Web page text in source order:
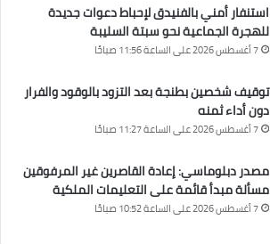
استنفار أمني بالفنيدق لإحباط دعوات جديدة
للهجرة الجماعية نحو سبتة السليبة
7 أغسطس 2026 على الساعة 11:56 صباحًا
توقيف شخصين بطنجة بعد التزود بالوقود والفرار
دون أداء ثمنه
7 أغسطس 2026 على الساعة 11:27 صباحًا
مصدر دبلوماسي: إعادة القاصرين غير المرفوقين
مسألة مبدأ قائمة على التعليمات الملكية
7 أغسطس 2026 على الساعة 10:52 صباحًا